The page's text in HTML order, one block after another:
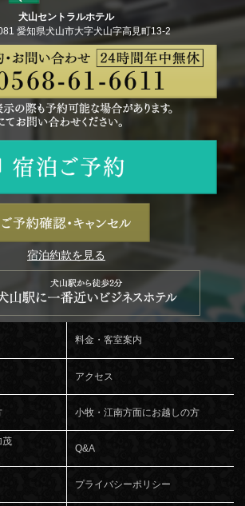
犬山セントラルホテル
愛知県犬山市大字犬山字高見町13-2
宿泊約款を見る
料金・客室案内
アクセス
小牧・江南方面にお越しの方
茂
Q&A
プライバシーポリシー